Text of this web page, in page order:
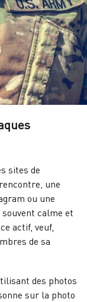
sites de
une
ou une
calme et
actif, veuf,
de sa
des photos
sur la photo